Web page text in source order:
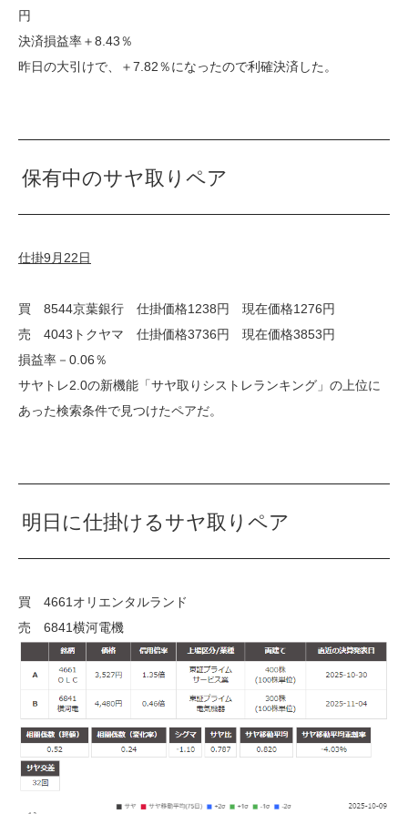
円
決済損益率＋8.43％
昨日の大引けで、＋7.82％になったので利確決済した。
保有中のサヤ取りペア
仕掛9月22日
買 8544京葉銀行 仕掛価格1238円 現在価格1276円
売 4043トクヤマ 仕掛価格3736円 現在価格3853円
損益率－0.06％
サヤトレ2.0の新機能「サヤ取りシストレランキング」の上位に
あった検索条件で見つけたペアだ。
明日に仕掛けるサヤ取りペア
買 4661オリエンタルランド
売 6841横河電機